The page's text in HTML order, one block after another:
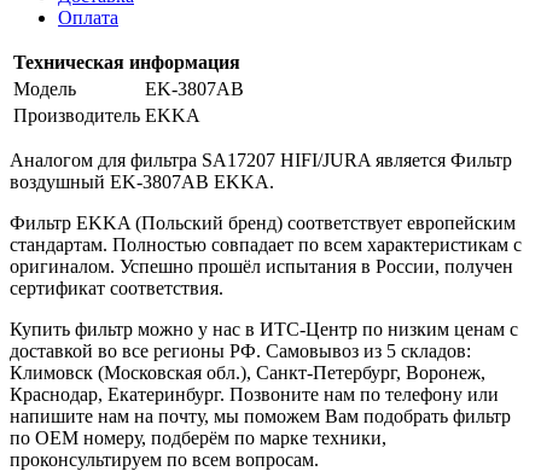
Оплата
Техническая информация
Модель
EK-3807AB
Производитель EKKA
Аналогом для фильтра SA17207 HIFI/JURA является Фильтр
воздушный EK-3807AB EKKA.
Фильтр EKKA (Польский бренд) соответствует европейским
стандартам. Полностью совпадает по всем характеристикам с
оригиналом. Успешно прошёл испытания в России, получен
сертификат соответствия.
Купить фильтр можно у нас в ИТС-Центр по низким ценам с
доставкой во все регионы РФ. Самовывоз из 5 складов:
Климовск (Московская обл.), Санкт-Петербург, Воронеж,
Краснодар, Екатеринбург. Позвоните нам по телефону или
напишите нам на почту, мы поможем Вам подобрать фильтр
по OEM номеру, подберём по марке техники,
проконсультируем по всем вопросам.